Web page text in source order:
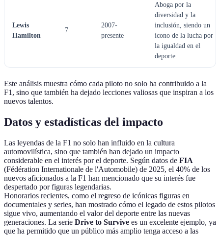
Lewis
Hamilton
7
2007-
presente
Aboga por la
diversidad y la
inclusión, siendo un
ícono de la lucha por
la igualdad en el
deporte.
Este análisis muestra cómo cada piloto no solo ha contribuido a la
F1, sino que también ha dejado lecciones valiosas que inspiran a los
nuevos talentos.
Datos y estadísticas del impacto
Las leyendas de la F1 no solo han influido en la cultura
automovilística, sino que también han dejado un impacto
considerable en el interés por el deporte. Según datos de FIA
(Fédération Internationale de l'Automobile) de 2025, el 40% de los
nuevos aficionados a la F1 han mencionado que su interés fue
despertado por figuras legendarias.
Honorarios recientes, como el regreso de icónicas figuras en
documentales y series, han mostrado cómo el legado de estos pilotos
sigue vivo, aumentando el valor del deporte entre las nuevas
generaciones. La serie Drive to Survive es un excelente ejemplo, ya
que ha permitido que un público más amplio tenga acceso a las